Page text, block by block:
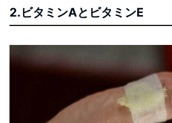
2.ビタミンAとビタミンE